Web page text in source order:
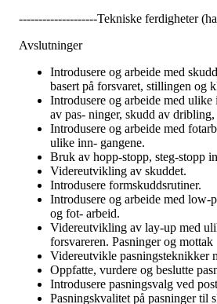
--------------------Tekniske ferdigheter
Avslutninger
Introdusere og arbeide med
basert på forsvaret, stillingen og
Introdusere og arbeide med
av pas- ninger, skudd av
Introdusere og arbeide med
ulike inn- gangene.
Bruk av hopp-stopp, steg-stopp
Videreutvikling av skuddet.
Introdusere formskuddsrutiner.
Introdusere og arbeide med low-
og fot- arbeid.
Videreutvikling av lay-up med
forsvareren. Pasninger og mottak
Videreutvikle pasningsteknikker
Oppfatte, vurdere og beslutte
Introdusere pasningsvalg ved
Pasningskvalitet på pasninger til